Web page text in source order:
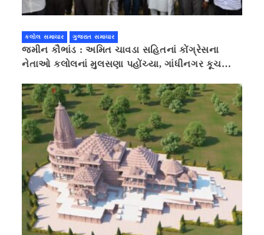
કલોલ સમાચાર ગુજરાત સમાચાર
જમીન કૌભાંડ : અમિત ચાવડા સહિતનાં કોંગ્રેસના
નેતાઓ કલોલનાં મુલસણા પહોંચ્યા, ગાંધીનગર કૂચ